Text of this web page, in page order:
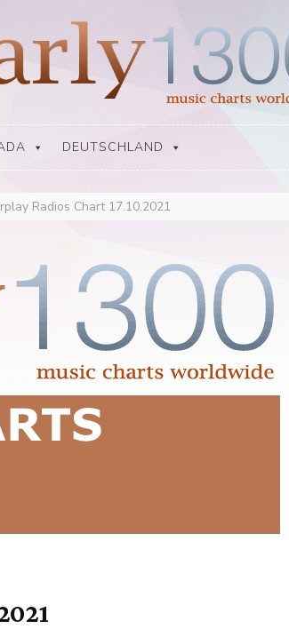
DEUTSCHLAND
Radios Chart 17.10.2021